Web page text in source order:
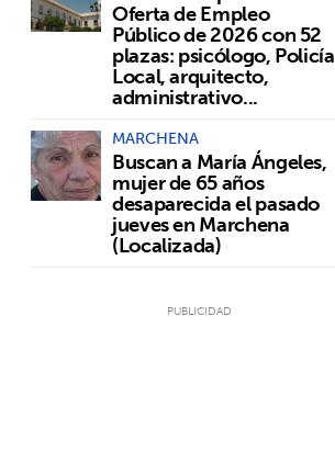
Oferta de Empleo
Público de 2026 con 52
plazas: psicólogo, Policía
Local, arquitecto,
administrativo...
MARCHENA
Buscan a María Ángeles,
mujer de 65 años
desaparecida el pasado
jueves en Marchena
(Localizada)